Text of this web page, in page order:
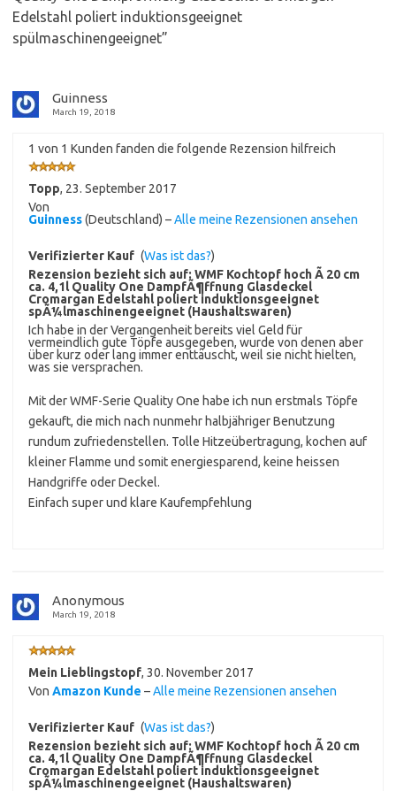
Edelstahl poliert induktionsgeeignet
spülmaschinengeeignet”
Guinness
March 19, 2018
1 von 1 Kunden fanden die folgende Rezension hilfreich
Topp, 23. September 2017
Von
Guinness(Deutschland) –Alle meine Rezensionen ansehen
Verifizierter Kauf (Was ist das?)
Rezension bezieht sich auf: WMF Kochtopf hoch Ã 20 cm
ca. 4,1l Quality One DampfÃ¶ffnung Glasdeckel
Cromargan Edelstahl poliert induktionsgeeignet
spÃ¼lmaschinengeeignet (Haushaltswaren)
Ich habe in der Vergangenheit bereits viel Geld für
vermeindlich gute Töpfe ausgegeben, wurde von denen aber
über kurz oder lang immer enttäuscht, weil sie nicht hielten,
was sie versprachen.
Mit der WMF-Serie Quality One habe ich nun erstmals Töpfe
gekauft, die mich nach nunmehr halbjähriger Benutzung
rundum zufriedenstellen. Tolle Hitzeübertragung, kochen auf
kleiner Flamme und somit energiesparend, keine heissen
Handgriffe oder Deckel.
Einfach super und klare Kaufempfehlung
Anonymous
March 19, 2018
Mein Lieblingstopf, 30. November 2017
Von Amazon Kunde –Alle meine Rezensionen ansehen
Verifizierter Kauf (Was ist das?)
Rezension bezieht sich auf: WMF Kochtopf hoch Ã 20 cm
ca. 4,1l Quality One DampfÃ¶ffnung Glasdeckel
Cromargan Edelstahl poliert induktionsgeeignet
spÃ¼lmaschinengeeignet (Haushaltswaren)